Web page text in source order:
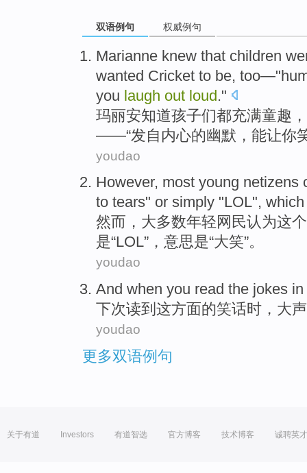
双语例句 权威例句
Marianne knew that children
wanted Cricket to be,
you laugh out loud."
玛丽安知道孩子们都充满童趣
——“发自内心的幽默，能让你
youdao
However, most young netizens
to tears" or simply "LOL",
然而 ， 大多数年轻网民认为这个
是“LOL”， 意思是“大笑”。
youdao
And when you read the jokes in
下次读到 这方面的笑话时，大声
youdao
更多双语例句
关于有道 Investors 有道智选 官方博客 技术博客 诚聘英才